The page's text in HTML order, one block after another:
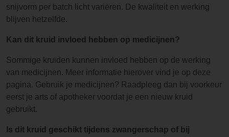
snijvorm per batch licht variëren. De kwaliteit en werking
blijven hetzelfde.
Kan dit kruid invloed hebben op medicijnen?
Sommige kruiden kunnen invloed hebben op de werking
van medicijnen. Meer informatie hierover vind je op deze
pagina. Gebruik je medicijnen? Raadpleeg dan bij voorkeur
eerst je arts of apotheker voordat je een nieuw kruid
gebruikt.
Is dit kruid geschikt tijdens zwangerschap of bij